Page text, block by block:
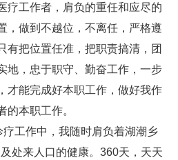
疗工作者，肩负的重任和应尽的
，做到不越位，不离任，严格遵
有把位置任准，把职责搞清，团
地，忠于职守、勤奋工作，一步
才能完成好本职工作，做好我作
的本职工作。
工作中，我随时肩负着湖潮乡
处来人口的健康。360天，天天